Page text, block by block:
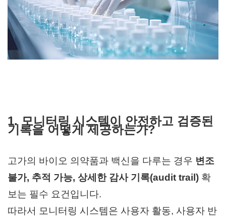
1. 모니터링 시스템이 안전하고 검증된
기록을 어떻게 제공하는가?
고가의 바이오 의약품과 백신을 다루는 경우 변조
불가, 추적 가능, 상세한 감사 기록(audit trail) 확
보는 필수 요건입니다.
따라서 모니터링 시스템은 사용자 활동, 사용자 반